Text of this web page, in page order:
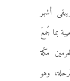
أشهر
بما جُمعَ
مكّة
وهو